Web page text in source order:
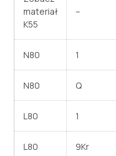
materiał
K55
–
N80 1
N80 Q
L80 1
L80 9Kr